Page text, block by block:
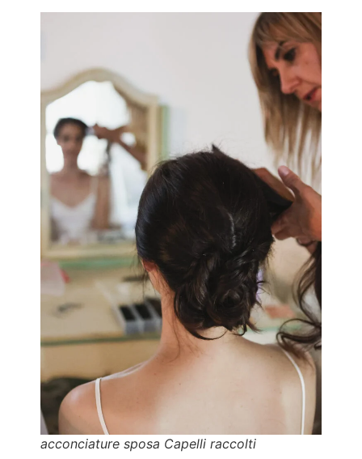
acconciature sposa Capelli raccolti